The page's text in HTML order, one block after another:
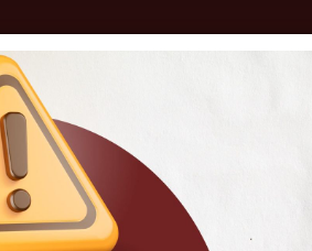
ADVOGADOS ARTIGOS